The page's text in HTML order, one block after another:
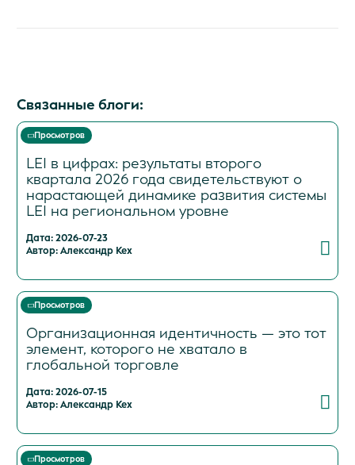
Связанные блоги:
Просмотров
LEI в цифрах: результаты второго
квартала 2026 года свидетельствуют о
нарастающей динамике развития системы
LEI на региональном уровне
Дата: 2026-07-23
Автор: Александр Кех
Просмотров
Организационная идентичность — это тот
элемент, которого не хватало в
глобальной торговле
Дата: 2026-07-15
Автор: Александр Кех
Просмотров